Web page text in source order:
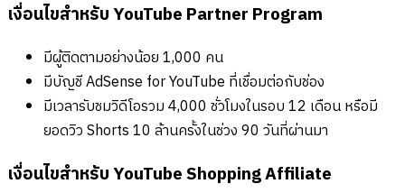
เงื่อนไขสำหรับ YouTube Partner Program
มีผู้ติดตามอย่างน้อย 1,000 คน
มีบัญชี AdSense for YouTube ที่เชื่อมต่อกับช่อง
มีเวลารับชมวิดีโอรวม 4,000 ชั่วโมงในรอบ 12 เดือน หรือมี
ยอดวิว Shorts 10 ล้านครั้งในช่วง 90 วันที่ผ่านมา
เงื่อนไขสำหรับ YouTube Shopping Affiliate